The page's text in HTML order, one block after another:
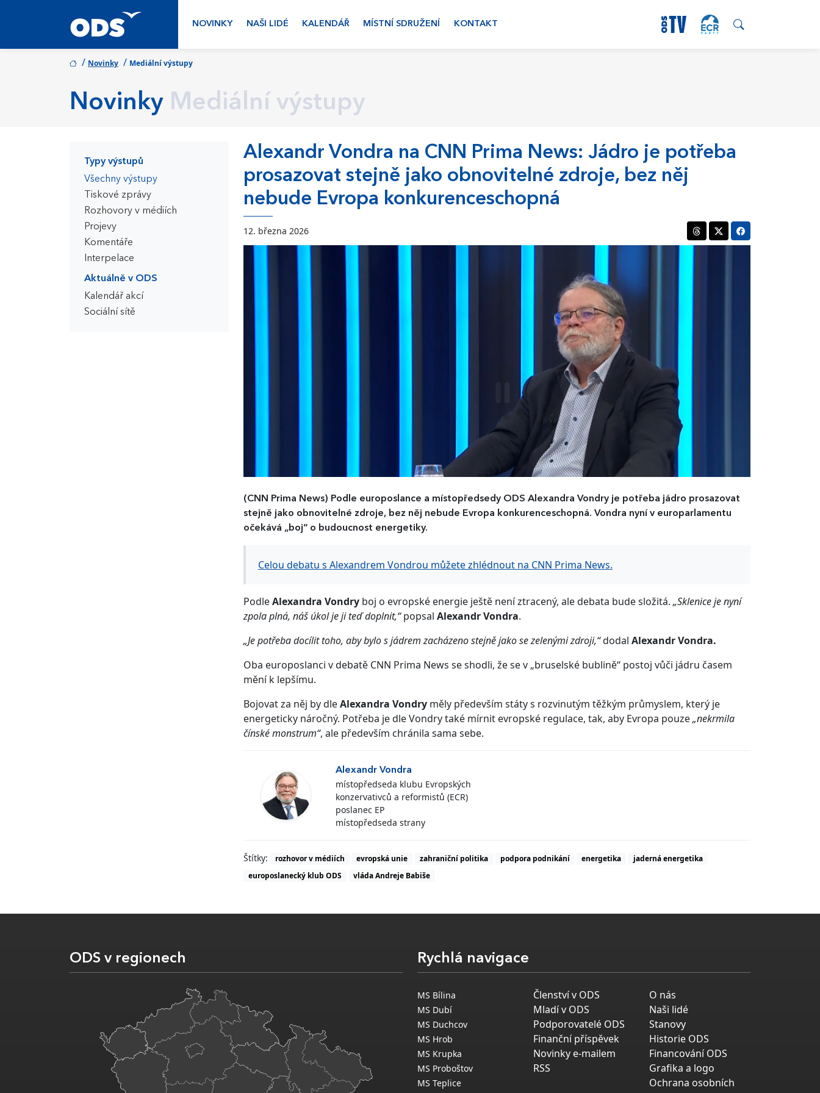
NOVINKY NAŠI LIDÉ KALENDÁŘ MÍSTNÍ SDRUŽENÍ KONTAKT
/ Novinky / Mediální výstupy
Novinky Mediální výstupy
Typy výstupů
Všechny výstupy
Tiskové zprávy
Rozhovory v médiích
Projevy
Komentáře
Interpelace
Aktuálně v ODS
Kalendář akcí
Sociální sítě
Alexandr Vondra na CNN Prima News: Jádro je potřeba
prosazovat stejně jako obnovitelné zdroje, bez něj
nebude Evropa konkurenceschopná
12. března 2026
(CNN Prima News) Podle europoslance a místopředsedy ODS Alexandra Vondry je potřeba jádro prosazovat
stejně jako obnovitelné zdroje, bez něj nebude Evropa konkurenceschopná. Vondra nyní v europarlamentu
očekává „boj“ o budoucnost energetiky.
Celou debatu s Alexandrem Vondrou můžete zhlédnout na CNN Prima News.
PodleAlexandra Vondry boj o evropské energie ještě není ztracený, ale debata bude složitá. „Sklenice je nyní
zpola plná, náš úkol je ji teď doplnit,“popsal Alexandr Vondra.
„Je potřeba docílit toho, aby bylo s jádrem zacházeno stejně jako se zelenými zdroji,“dodal Alexandr Vondra.
Oba europoslanci v debatě CNN Prima News se shodli, že se v „bruselské bublině“ postoj vůči jádru časem
mění k lepšímu.
Bojovat za něj by dleAlexandra Vondry měly především státy s rozvinutým těžkým průmyslem, který je
energeticky náročný. Potřeba je dle Vondry také mírnit evropské regulace, tak, aby Evropa pouze„nekrmila
čínské monstrum“, ale především chránila sama sebe.
Alexandr Vondra
místopředseda klubu Evropských
konzervativců a reformistů (ECR)
poslanec EP
místopředseda strany
Štítky: rozhovor v médiích evropská unie zahraniční politika podpora podnikání energetika
jaderná energetika
europoslanecký klub ODS
vláda Andreje Babiše
ODS v regionech Rychlá navigace
MS Bílina
MS Dubí
MS Duchcov
MS Hrob
MS Krupka
MS Proboštov
MS Teplice
Členství v ODS
Mladí v ODS
Podporovatelé ODS
Finanční příspěvek
Novinky e-mailem
RSS
O nás
Naši lidé
Stanovy
Historie ODS
Financování ODS
Grafika a logo
Ochrana osobních